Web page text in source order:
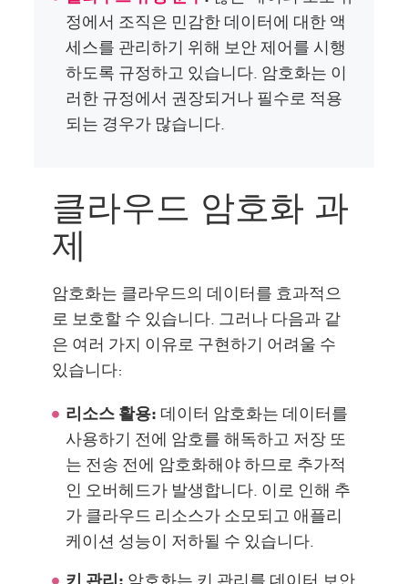
정에서 조직은 민감한 데이터에 대한 액
세스를 관리하기 위해 보안 제어를 시행
하도록 규정하고 있습니다. 암호화는 이
러한 규정에서 권장되거나 필수로 적용
되는 경우가 많습니다.
클라우드 암호화 과
제
암호화는 클라우드의 데이터를 효과적으
로 보호할 수 있습니다. 그러나 다음과 같
은 여러 가지 이유로 구현하기 어려울 수
있습니다:
리소스 활용: 데이터 암호화는 데이터를
사용하기 전에 암호를 해독하고 저장 또
는 전송 전에 암호화해야 하므로 추가적
인 오버헤드가 발생합니다. 이로 인해 추
가 클라우드 리소스가 소모되고 애플리
케이션 성능이 저하될 수 있습니다.
키 관리: 암호화는 키 관리를 데이터 보안